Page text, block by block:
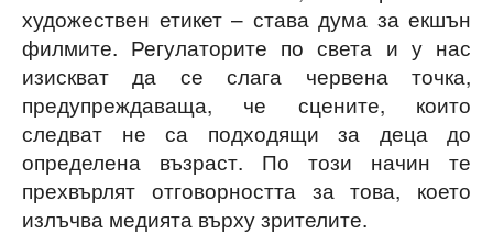
художествен етикет – става дума за екшън
филмите. Регулаторите по света и у нас
изискват да се слага червена точка,
предупреждаваща, че сцените, които
следват не са подходящи за деца до
определена възраст. По този начин те
прехвърлят отговорността за това, което
излъчва медията върху зрителите.